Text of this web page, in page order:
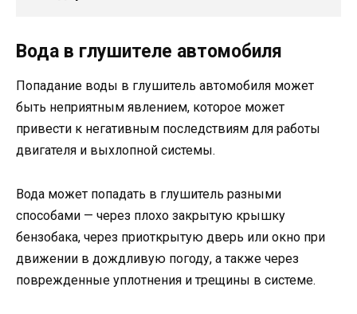
Вода в глушителе автомобиля
Попадание воды в глушитель автомобиля может
быть неприятным явлением, которое может
привести к негативным последствиям для работы
двигателя и выхлопной системы.
Вода может попадать в глушитель разными
способами — через плохо закрытую крышку
бензобака, через приоткрытую дверь или окно при
движении в дождливую погоду, а также через
поврежденные уплотнения и трещины в системе.